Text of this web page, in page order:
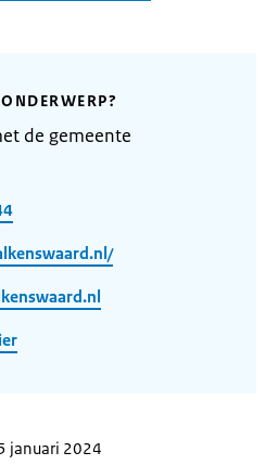
de gemeente
januari 2024